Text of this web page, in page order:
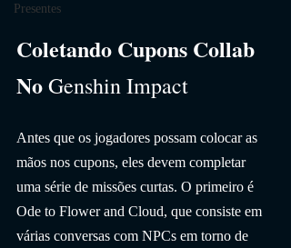
Presentes
Coletando Cupons Collab
No Genshin Impact
Antes que os jogadores possam colocar as
mãos nos cupons, eles devem completar
uma série de missões curtas. O primeiro é
Ode to Flower and Cloud, que consiste em
várias conversas com NPCs em torno de